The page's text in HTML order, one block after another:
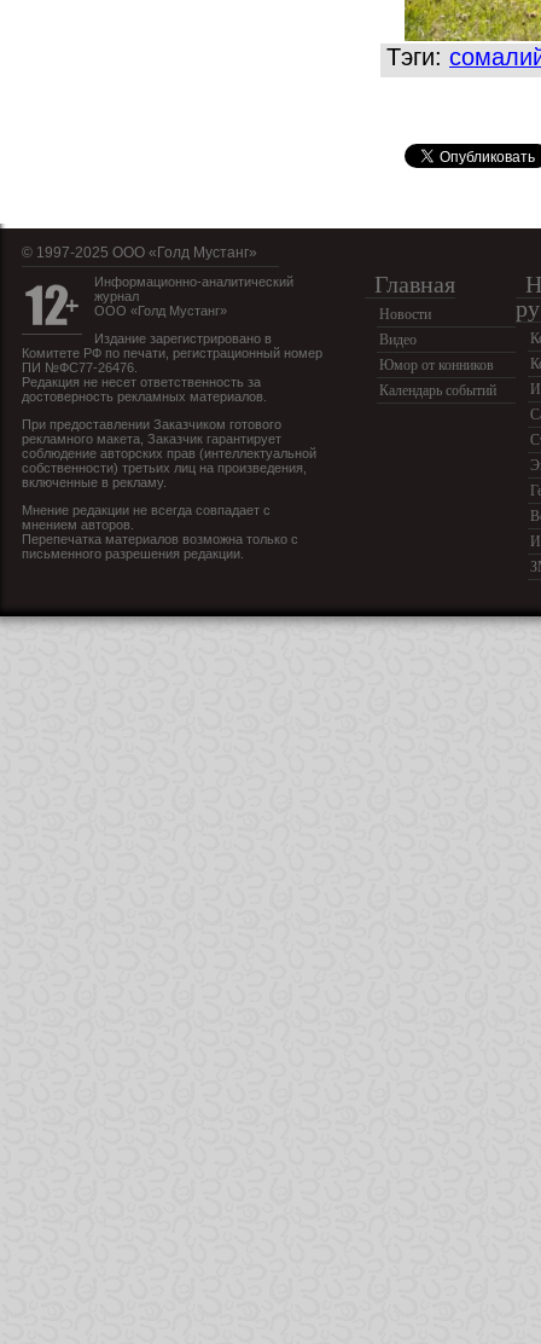
Тэги:
© 1997-2025 OOO «Голд Мустанг»
Информационно-аналитический
журнал
ООО «Голд Мустанг»
Издание зарегистрировано в
Комитете РФ по печати, регистрационный номер
ПИ №ФС77-26476.
Редакция не несет ответственность за
достоверность рекламных материалов.
При предоставлении Заказчиком готового
рекламного макета, Заказчик гарантирует
соблюдение авторских прав (интеллектуальной
собственности) третьих лиц на произведения,
включенные в рекламу.
Мнение редакции не всегда совпадает с
мнением авторов.
Перепечатка материалов возможна только с
письменного разрешения редакции.
Главная
Новости
Видео
Юмор от конников
Календарь событий